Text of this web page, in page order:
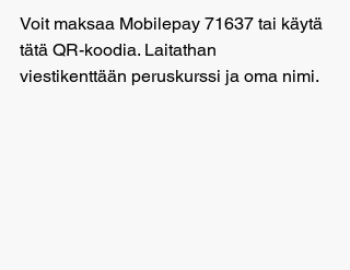
Voit maksaa Mobilepay 71637 tai käytä
tätä QR-koodia. Laitathan
viestikenttään peruskurssi ja oma nimi.